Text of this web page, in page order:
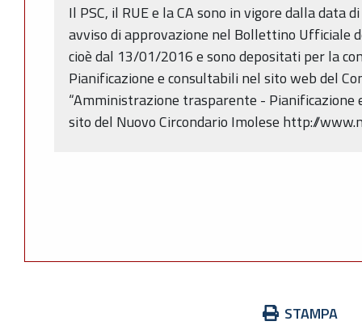
Il PSC, il RUE e la CA sono in vigore dalla data
avviso di approvazione nel Bollettino Ufficiale
cioè dal 13/01/2016 e sono depositati per la
Pianificazione e consultabili nel sito web del
“Amministrazione trasparente - Pianificazione
sito del Nuovo Circondario Imolese http://
STAMPA